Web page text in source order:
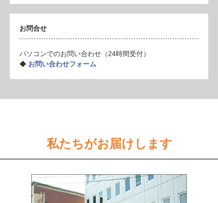
お問合せ
パソコンでのお問い合わせ（24時間受付）
◆ お問い合わせフォーム
私たちがお届けします